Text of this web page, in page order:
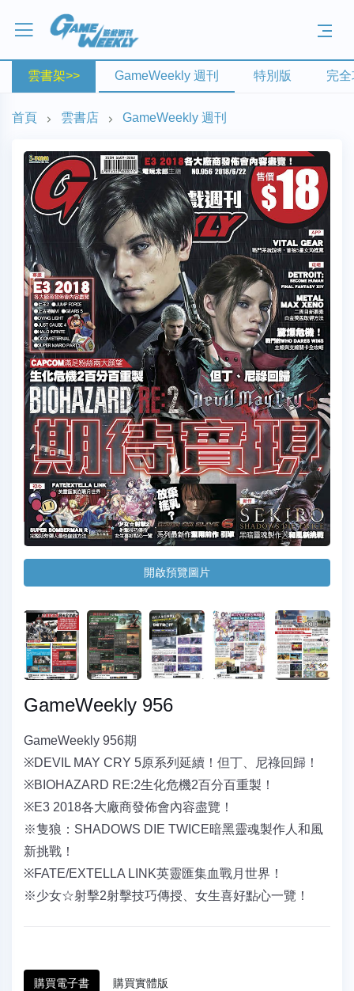
雲書架>> GameWeekly 週刊 特別版 完
首頁 雲書店 GameWeekly 週刊
開啟預覽圖片
GameWeekly 956
GameWeekly 956期
※DEVIL MAY CRY 5原系列延續！但丁、尼祿回歸！
※BIOHAZARD RE:2生化危機2百分百重製！
※E3 2018各大廠商發佈會內容盡覽！
※隻狼：SHADOWS DIE TWICE暗黑靈魂製作人和風
新挑戰！
※FATE/EXTELLA LINK英靈匯集血戰月世界！
※少女☆射擊2射擊技巧傳授、女生喜好點心一覽！
購買電子書 購買實體版